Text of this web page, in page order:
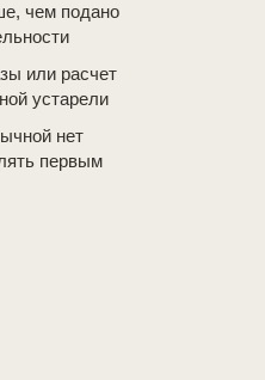
чем подано
или расчет
устарели
нет
первым